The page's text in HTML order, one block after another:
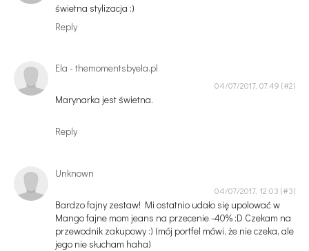
świetna stylizacja :)
Reply
Ela - themomentsbyela.pl
04/07/2017, 07:49
Marynarka jest świetna.
Reply
Unknown
04/07/2017, 12:03
Bardzo fajny zestaw! Mi ostatnio udało się upolować w
Mango fajne mom jeans na przecenie -40% :D Czekam na
przewodnik zakupowy :) (mój portfel mówi, że nie czeka, ale
jego nie słucham haha)